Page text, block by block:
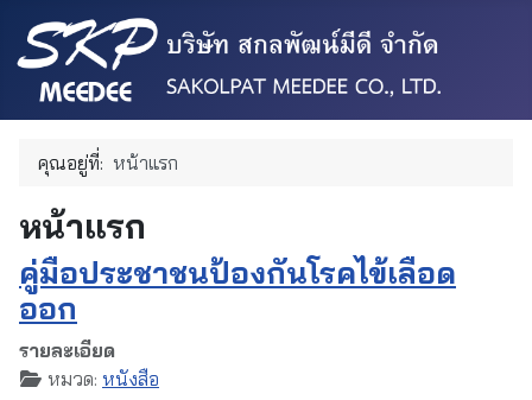
คุณอยู่ที่: หน้าแรก
หน้าแรก
คู่มือประชาชนป้องกันโรคไข้เลือด
ออก
รายละเอียด
หมวด: หนังสือ